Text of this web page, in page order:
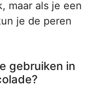
maar als je een
je de peren
gebruiken in